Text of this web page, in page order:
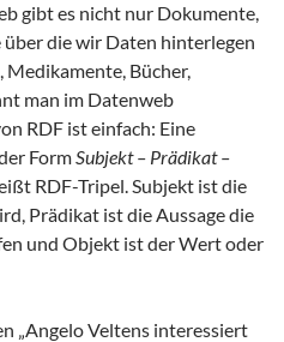
gibt es nicht nur Dokumente,
die wir Daten hinterlegen
Medikamente, Bücher,
man im Datenweb
RDF ist einfach: Eine
FormSubjekt – Prädikat –
RDF-Tripel. Subjekt ist die
Prädikat ist die Aussage die
und Objekt ist der Wert oder
„Angelo Veltens interessiert